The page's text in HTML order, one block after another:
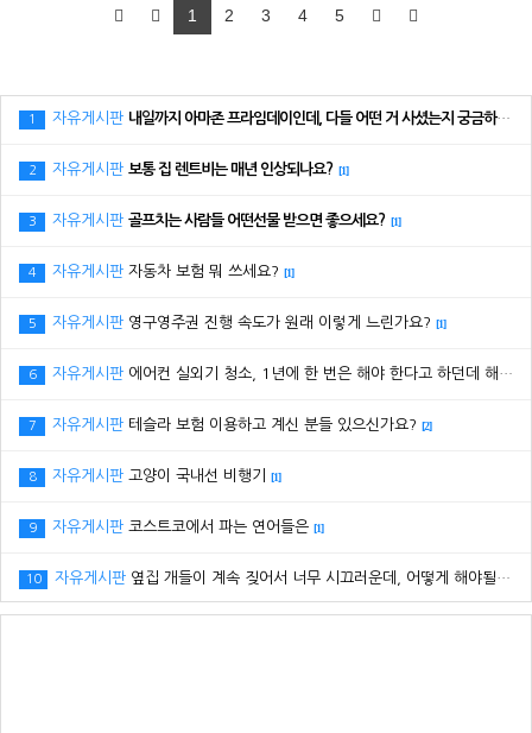
1 2 3 4 5
1 자유게시판 내일까지 아마존 프라임데이인데, 다들 어떤 거 사셨는지 궁금하네요.
2 자유게시판 보통 집 렌트비는 매년 인상되나요? [1]
3 자유게시판 골프치는 사람들 어떤선물 받으면 좋으세요? [1]
4 자유게시판 자동차 보험 뭐 쓰세요? [1]
5 자유게시판 영구영주권 진행 속도가 원래 이렇게 느린가요? [1]
6 자유게시판 에어컨 실외기 청소, 1년에 한 번은 해야 한다고 하던데 해보신 분 있으세요?
7 자유게시판 테슬라 보험 이용하고 계신 분들 있으신가요? [2]
8 자유게시판 고양이 국내선 비행기 [1]
9 자유게시판 코스트코에서 파는 연어들은 [1]
10 자유게시판 옆집 개들이 계속 짖어서 너무 시끄러운데, 어떻게 해야될까요? ㅠㅠ